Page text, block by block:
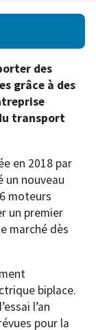
des
grâce à des
transport
en 2018 par
un nouveau
moteurs
un premier
marché dès
biplace.
l’an
pour la